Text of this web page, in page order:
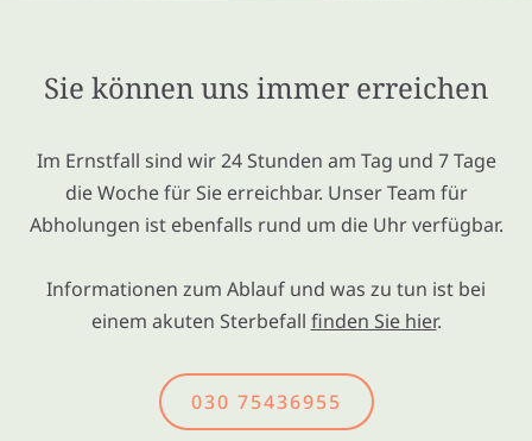
Sie können uns immer erreichen
Im Ernstfall sind wir 24 Stunden am Tag und 7 Tage
die Woche für Sie erreichbar. Unser Team für
Abholungen ist ebenfalls rund um die Uhr verfügbar.
Informationen zum Ablauf und was zu tun ist bei
einem akuten Sterbefall finden Sie hier.
030 75436955